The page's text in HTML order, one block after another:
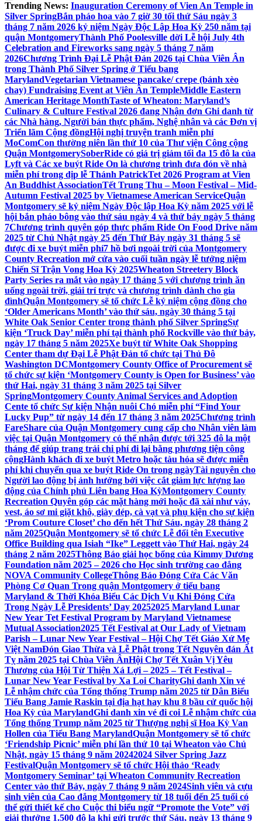
Trending News: Inauguration Ceremony of Vien An Temple in
Silver SpringBắn pháo hoa vào 7 giờ 30 tối thứ Sáu ngày 3
tháng 7 năm 2026 kỷ niệm Ngày Độc Lập Hoa Kỳ 250 năm tại
quận MontgomeryThành Phố Poolesville dời Lễ hội July 4th
Celebration and Fireworks sang ngày 5 tháng 7 năm
2026Chương Trình Đại Lễ Phật Đản 2026 tại Chùa Viên Ân
trong Thành Phố Silver Spring ở Tiểu bang
MarylandVegetarian Vietnamese pancake/ crepe (bánh xèo
chay) Fundraising Event at Viên Ân TempleMiddle Eastern
American Heritage MonthTaste of Wheaton: Maryland’s
Culinary & Culture Festival 2026 đang Nhận đơn Ghi danh từ
các Nhà hàng, Người bán thực phẩm, Nghệ nhân và các Đơn vị
Triển lãm Cộng đồngHội nghị truyện tranh miễn phí
MoComCon thường niên lần thứ 10 của Thư viện Công cộng
Quận MontgomerySoberRide có giá trị giảm tối đa 15 đô la của
Lyft và Các xe buýt Ride On là chương trình đưa đón về nhà
miễn phí trong dịp lễ Thánh PatrickTet 2026 Program at Vien
An Buddhist AssociationTết Trung Thu – Moon Festival – Mid-
Autumn Festival 2025 by Vietnamese American ServiceQuận
Montgomery sẽ kỷ niệm Ngày Độc lập Hoa Kỳ năm 2025 với lễ
hội bắn pháo bông vào thứ sáu ngày 4 và thứ bảy ngày 5 tháng
7Chương trình quyên góp thực phẩm Ride On Food Drive năm
2025 từ Chủ Nhật ngày 25 đến Thứ Bảy ngày 31 tháng 5 sẽ
được đi xe buýt miễn phí7 hồ bơi ngoài trời của Montgomery
County Recreation mở cửa vào cuối tuần ngày lễ tưởng niệm
Chiến Sĩ Trận Vong Hoa Kỳ 2025Wheaton Streetery Block
Party Series ra mắt vào ngày 17 tháng 5 với chương trình ăn
uống ngoài trời, giải trí trực và chương trình dành cho gia
đìnhQuận Montgomery sẽ tổ chức Lễ kỷ niệm cộng đồng cho
‘Older Americans Month’ vào thứ sáu, ngày 30 tháng 5 tại
White Oak Senior Center trong thành phố Silver SpringSự
kiện ‘Truck Day’ miễn phí tại thành phố Rockville vào thứ bảy,
ngày 17 tháng 5 năm 2025Xe buýt từ White Oak Shopping
Center tham dự Đại Lễ Phật Đản tổ chức tại Thủ Đô
Washington DCMontgomery County Office of Procurement sẽ
tổ chức sự kiện ‘Montgomery County is Open for Business’ vào
thứ Hai, ngày 31 tháng 3 năm 2025 tại Silver
SpringMontgomery County Animal Services and Adoption
Cente tổ chức Sự kiện Nhận nuôi Chó miễn phí “Find Your
Lucky Pup” từ ngày 14 đến 17 tháng 3 năm 2025Chương trình
FareShare của Quận Montgomery cung cấp cho Nhân viên làm
việc tại Quận Montgomery có thể nhận được tới 325 đô la một
tháng để giúp trang trải chi phí đi lại bằng phương tiện công
cộngHành khách đi xe buýt Metro hoặc tàu hỏa sẽ được miễn
phí khi chuyển qua xe buýt Ride On trong ngàyTài nguyên cho
Người lao động bị ảnh hưởng bởi việc cắt giảm lực lượng lao
động của Chính phủ Liên bang Hoa KỳMontgomery County
Recreation Quyên góp các mặt hàng mới hoặc đã xài như váy,
vest, áo sơ mi giặt khô, giày dép, cà vạt và phụ kiện cho sự kiện
‘Prom Couture Closet’ cho đến hết Thứ Sáu, ngày 28 tháng 2
năm 2025Quận Montgomery sẽ tổ chức Lễ đổi tên Executive
Office Building qua Isiah “Ike” Leggett vào Thứ Hai, ngày 24
tháng 2 năm 2025Thông Báo giải học bổng của Kimmy Dương
Foundation năm 2025 – 2026 cho Học sinh trường cao đẳng
NOVA Community CollegeThông Báo Đóng Cửa Các Văn
Phòng Cơ Quan Trong quận Montgomery ở tiểu bang
Maryland & Thời Khóa Biểu Các Dịch Vụ Khi Đóng Cửa
Trong Ngày Lễ Presidents’ Day 20252025 Maryland Lunar
New Year Tet Festival Program by Maryland Vietnamese
Mutual Association2025 Tết Festival at Our Lady of Vietnam
Parish – Lunar New Year Festival – Hội Chợ Tết Giáo Xứ Mẹ
Việt NamĐón Giao Thừa và Lễ Phật trong Tết Nguyên đán Ất
Tỵ năm 2025 tại Chùa Viên ÂnHội Chợ Tết Xuân Vị Yêu
Thương của Hội Từ Thiện Xá Lợi – 2025 – Tết Festival –
Lunar New Year Festival by Xa Loi CharityGhi danh Xin vé
Lễ nhậm chức của Tổng thống Trump năm 2025 từ Dân Biểu
Tiểu Bang Jamie Raskin tại địa hạt hay khu 8 bầu cử quốc hội
Hoa Kỳ của MarylandGhi danh xin vé đi coi Lễ nhậm chức của
Tổng thống Trump năm 2025 từ Thượng nghị sĩ Hoa Kỳ Van
Hollen của Tiểu Bang MarylandQuận Montgomery sẽ tổ chức
‘Friendship Picnic’ miễn phí lần thứ 10 tại Wheaton vào Chủ
Nhật, ngày 15 tháng 9 năm 20242024 Silver Spring Jazz
FestivalQuận Montgomery sẽ tổ chức Hội thảo ‘Ready
Montgomery Seminar’ tại Wheaton Community Recreation
Center vào thứ Bảy, ngày 7 tháng 9 năm 2024Sinh viên và cựu
sinh viên của Cao đẳng Montgomery từ 18 tuổi đến 25 tuổi có
thể gửi thiết kế cho Cuộc thi biểu ngữ “Promote the Vote” với
giải thưởng 1.500 đô la khi gửi trước thứ Sáu, ngày 13 tháng 9